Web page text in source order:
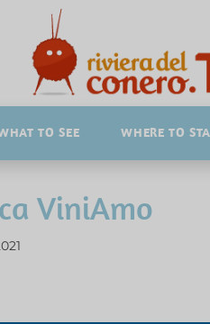
TO SEE WHERE TO
ViniAmo